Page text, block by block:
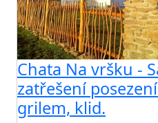
Chata Na vršku -
zatřešení
grilem, klid.